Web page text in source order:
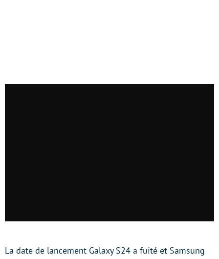
La date de lancement Galaxy S24 a fuité et Samsung